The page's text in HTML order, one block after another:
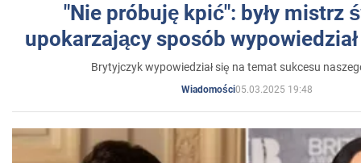
"Nie próbuję kpić": były mistrz
upokarzający sposób
Brytyjczyk wypowiedział się na temat sukcesu
Wiadomości05.03.2025 19:48